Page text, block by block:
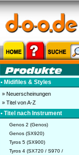
• Midifiles & Styles
» Neuerscheinungen
» Titel von A-Z
• Titel nach Instrument
Genos 2 (Genos)
Genos (SX920)
Tyros 5 (SX900)
Tyros 4 (SX720 / S970 /